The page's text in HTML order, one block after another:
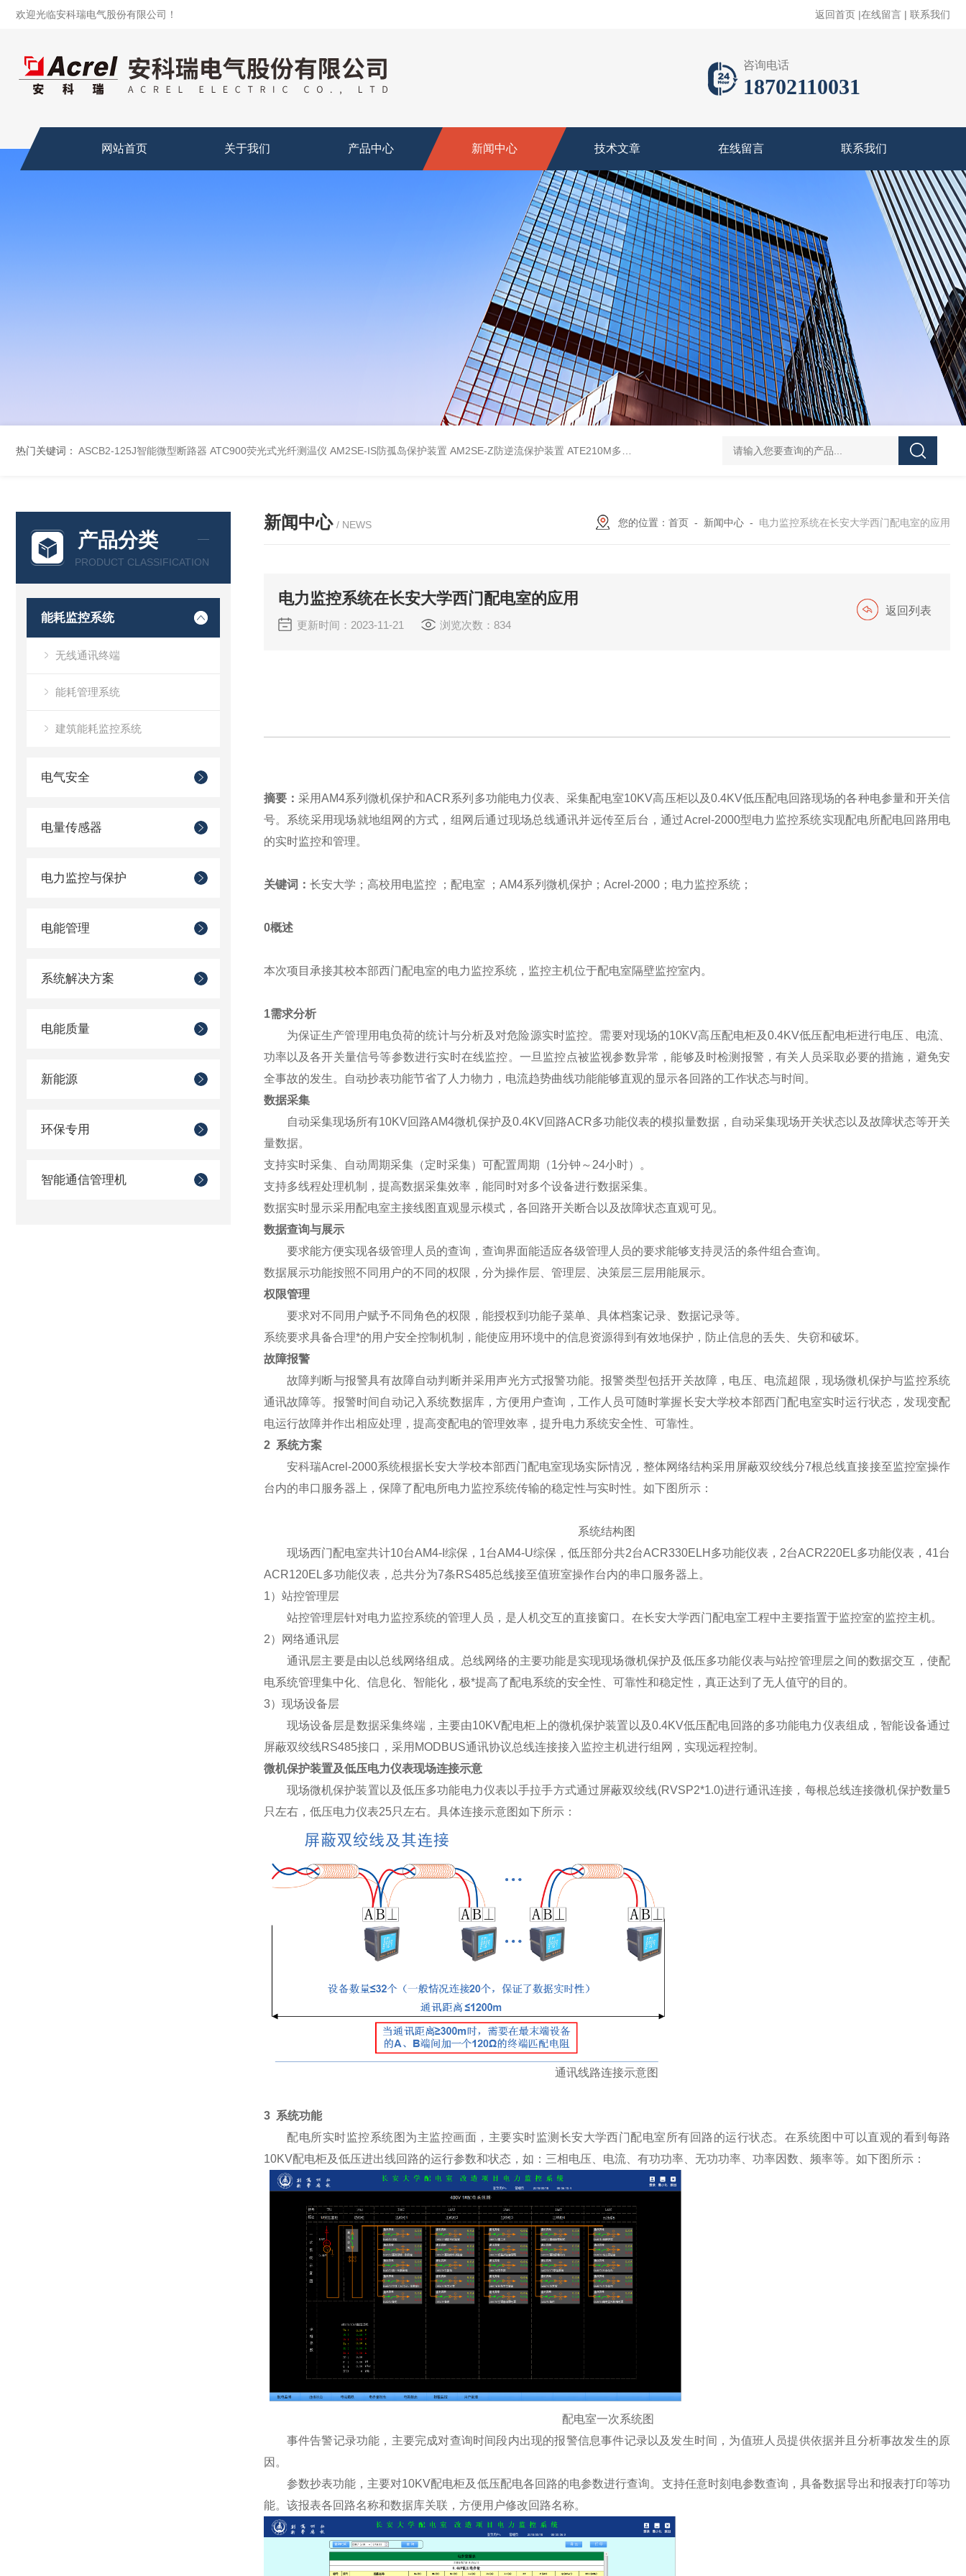
欢迎光临安科瑞电气股份有限公司！ 返回首页 |在线留言 | 联系我们
咨询电话
18702110031
网站首页 关于我们 产品中心 新闻中心 技术文章 在线留言 联系我们
热门关键词： ASCB2-125J智能微型断路器 ATC900荧光式光纤测温仪 AM2SE-IS防孤岛保护装置 AM2SE-Z防逆流保护装置 ATE210M多回路复合型温度传感器 ATE210S单回路复合型温度传感器 DJSF1352-D-
产品分类
PRODUCT CLASSIFICATION
能耗监控系统
无线通讯终端
能耗管理系统
建筑能耗监控系统
电气安全
电量传感器
电力监控与保护
电能管理
系统解决方案
电能质量
新能源
环保专用
智能通信管理机
新闻中心 / NEWS 您的位置： 首页 - 新闻中心 - 电力监控系统在长安大学西门配电室的应用
电力监控系统在长安大学西门配电室的应用
更新时间：2023-11-21 浏览次数：834
返回列表
摘要： 采用AM4系列微机保护和ACR系列多功能电力仪表、采集配电室10KV高压柜以及0.4KV低压配电回路现场的各种电参量和开关信
号。系统采用现场就地组网的方式，组网后通过现场总线通讯并远传至后台，通过Acrel-2000型电力监控系统实现配电所配电回路用电
的实时监控和管理。
关键词： 长安大学；高校用电监控 ；配电室 ；AM4系列微机保护；Acrel-2000；电力监控系统；
0概述
本次项目承接其校本部西门配电室的电力监控系统，监控主机位于配电室隔壁监控室内。
1需求分析
为保证生产管理用电负荷的统计与分析及对危险源实时监控。需要对现场的10KV高压配电柜及0.4KV低压配电柜进行电压、电流、
功率以及各开关量信号等参数进行实时在线监控。一旦监控点被监视参数异常，能够及时检测报警，有关人员采取必要的措施，避免安
全事故的发生。自动抄表功能节省了人力物力，电流趋势曲线功能能够直观的显示各回路的工作状态与时间。
数据采集
自动采集现场所有10KV回路AM4微机保护及0.4KV回路ACR多功能仪表的模拟量数据，自动采集现场开关状态以及故障状态等开关
量数据。
支持实时采集、自动周期采集（定时采集）可配置周期（1分钟～24小时）。
支持多线程处理机制，提高数据采集效率，能同时对多个设备进行数据采集。
数据实时显示采用配电室主接线图直观显示模式，各回路开关断合以及故障状态直观可见。
数据查询与展示
要求能方便实现各级管理人员的查询，查询界面能适应各级管理人员的要求能够支持灵活的条件组合查询。
数据展示功能按照不同用户的不同的权限，分为操作层、管理层、决策层三层用能展示。
权限管理
要求对不同用户赋予不同角色的权限，能授权到功能子菜单、具体档案记录、数据记录等。
系统要求具备合理*的用户安全控制机制，能使应用环境中的信息资源得到有效地保护，防止信息的丢失、失窃和破坏。
故障报警
故障判断与报警具有故障自动判断并采用声光方式报警功能。报警类型包括开关故障，电压、电流超限，现场微机保护与监控系统
通讯故障等。报警时间自动记入系统数据库，方便用户查询，工作人员可随时掌握长安大学校本部西门配电室实时运行状态，发现变配
电运行故障并作出相应处理，提高变配电的管理效率，提升电力系统安全性、可靠性。
2 系统方案
安科瑞Acrel-2000系统根据长安大学校本部西门配电室现场实际情况，整体网络结构采用屏蔽双绞线分7根总线直接接至监控室操作
台内的串口服务器上，保障了配电所电力监控系统传输的稳定性与实时性。如下图所示：
系统结构图
现场西门配电室共计10台AM4-I综保，1台AM4-U综保，低压部分共2台ACR330ELH多功能仪表，2台ACR220EL多功能仪表，41台
ACR120EL多功能仪表，总共分为7条RS485总线接至值班室操作台内的串口服务器上。
1）站控管理层
站控管理层针对电力监控系统的管理人员，是人机交互的直接窗口。在长安大学西门配电室工程中主要指置于监控室的监控主机。
2）网络通讯层
通讯层主要是由以总线网络组成。总线网络的主要功能是实现现场微机保护及低压多功能仪表与站控管理层之间的数据交互，使配
电系统管理集中化、信息化、智能化，极*提高了配电系统的安全性、可靠性和稳定性，真正达到了无人值守的目的。
3）现场设备层
现场设备层是数据采集终端，主要由10KV配电柜上的微机保护装置以及0.4KV低压配电回路的多功能电力仪表组成，智能设备通过
屏蔽双绞线RS485接口，采用MODBUS通讯协议总线连接接入监控主机进行组网，实现远程控制。
微机保护装置及低压电力仪表现场连接示意
现场微机保护装置以及低压多功能电力仪表以手拉手方式通过屏蔽双绞线(RVSP2*1.0)进行通讯连接，每根总线连接微机保护数量5
只左右，低压电力仪表25只左右。具体连接示意图如下所示：
通讯线路连接示意图
3 系统功能
配电所实时监控系统图为主监控画面，主要实时监测长安大学西门配电室所有回路的运行状态。在系统图中可以直观的看到每路
10KV配电柜及低压进出线回路的运行参数和状态，如：三相电压、电流、有功功率、无功功率、功率因数、频率等。如下图所示：
配电室一次系统图
事件告警记录功能，主要完成对查询时间段内出现的报警信息事件记录以及发生时间，为值班人员提供依据并且分析事故发生的原
因。
参数抄表功能，主要对10KV配电柜及低压配电各回路的电参数进行查询。支持任意时刻电参数查询，具备数据导出和报表打印等功
能。该报表各回路名称和数据库关联，方便用户修改回路名称。